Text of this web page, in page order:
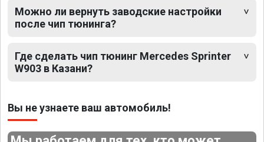
Можно ли вернуть заводские настройки
после чип тюнинга?
Где сделать чип тюнинг Mercedes Sprinter
W903 в Казани?
Вы не узнаете ваш автомобиль!